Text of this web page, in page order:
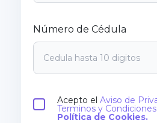
Número de Cédula
Acepto el Aviso de
Terminos y
Política de Cookies.